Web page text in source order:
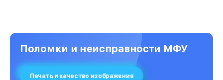
Поломки и неисправности МФУ
Печать и качество изображения